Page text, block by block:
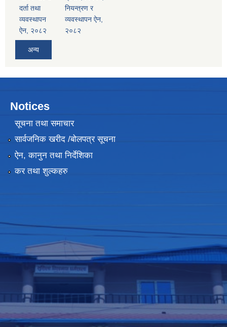
दर्ता तथा
व्यवस्थापन
ऐन, २०८२
नियन्त्रण र
व्यवस्थापन ऐन,
२०८२
अन्य
Notices
सूचना तथा समाचार
सार्वजनिक खरीद /बोलपत्र सूचना
ऐन, कानुन तथा निर्देशिका
कर तथा शुल्कहरु